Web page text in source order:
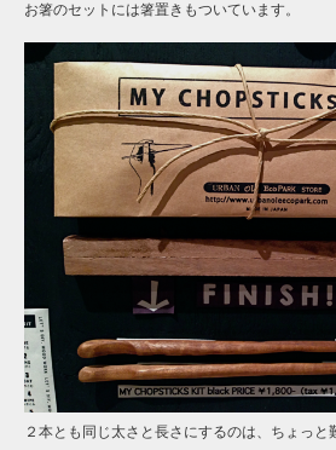
お箸のセットには箸置きもついています。
２本とも同じ太さと長さにするのは、ちょっと